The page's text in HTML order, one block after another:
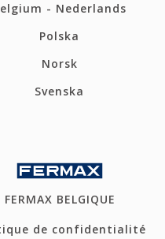
- Nederlands
Polska
Norsk
Svenska
FERMAX BELGIQUE
de confidentialité